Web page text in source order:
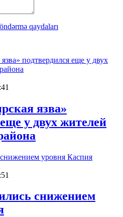
qaydaları
язва»
у двух жителей
снижением